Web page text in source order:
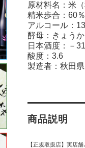
原材料名：米
精米歩合：60％
アルコール：
酵母：きょう
日本酒度：－
酸度：3.6
製造者：秋田
商品説明
【正規取扱店】実店